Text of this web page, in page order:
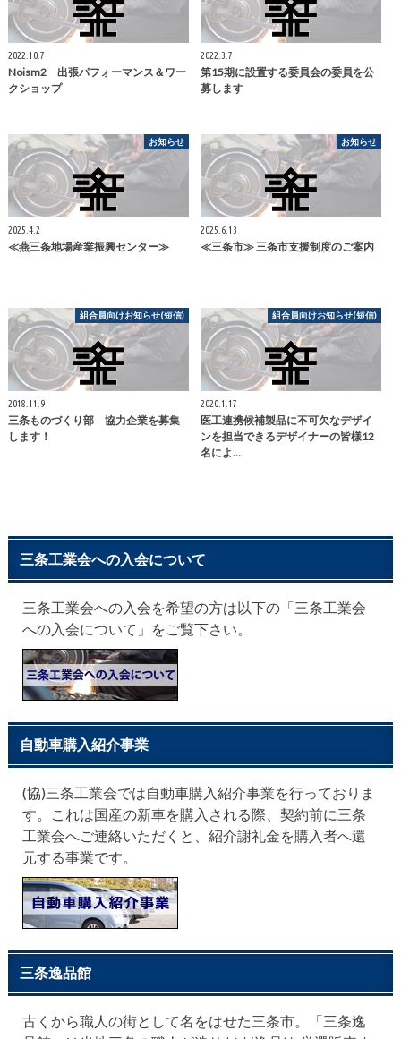
2022.10.7
Noism2 出張パフォーマンス＆ワー
クショップ
2022.3.7
第15期に設置する委員会の委員を公
募します
お知らせ
2025.4.2
≪燕三条地場産業振興センター≫
お知らせ
2025.6.13
≪三条市≫ 三条市支援制度のご案内
組合員向けお知らせ(短信)
2018.11.9
三条ものづくり部 協力企業を募集
します！
組合員向けお知らせ(短信)
2020.1.17
医工連携候補製品に不可欠なデザイ
ンを担当できるデザイナーの皆様12
名によ…
三条工業会への入会について
三条工業会への入会を希望の方は以下の「三条工業会
への入会について」をご覧下さい。
自動車購入紹介事業
(協)三条工業会では自動車購入紹介事業を行っておりま
す。これは国産の新車を購入される際、契約前に三条
工業会へご連絡いただくと、紹介謝礼金を購入者へ還
元する事業です。
三条逸品館
古くから職人の街として名をはせた三条市。「三条逸